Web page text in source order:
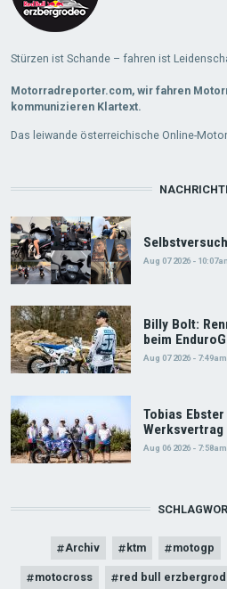
Stürzen ist Schande – fahren ist
Motorradreporter.com, wir fahren
kommunizieren Klartext.
Das leiwande österreichische Online-
Aug 07 2026 -
Billy Bolt:
beim
Aug 07 2026 - 7:49am
Tobias
Werksvertrag
Aug 06 2026 - 7:58am
Archiv ktm motogp
motocross red bull